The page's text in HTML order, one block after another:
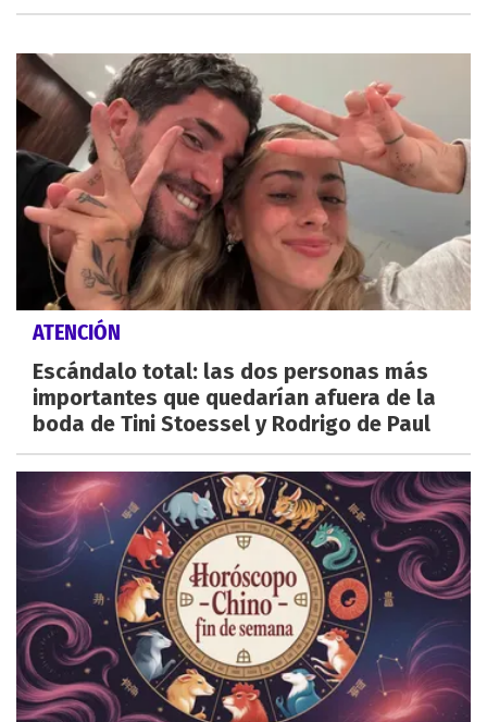
ATENCIÓN
Escándalo total: las dos personas más
importantes que quedarían afuera de la
boda de Tini Stoessel y Rodrigo de Paul